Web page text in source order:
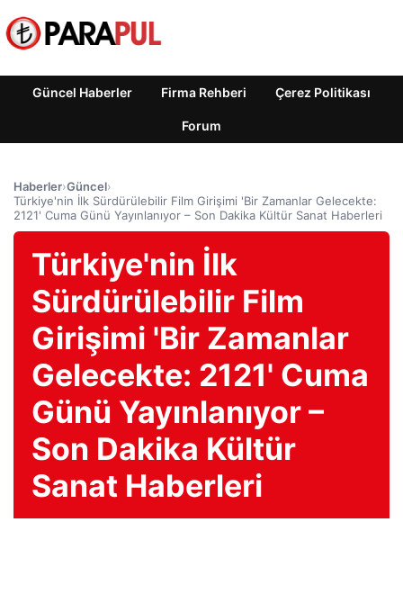
Güncel Haberler Firma Rehberi Çerez Politikası
Forum
Haberler›Güncel›
Türkiye'nin İlk Sürdürülebilir Film Girişimi 'Bir Zamanlar Gelecekte:
2121' Cuma Günü Yayınlanıyor – Son Dakika Kültür Sanat Haberleri
Türkiye'nin İlk
Sürdürülebilir Film
Girişimi 'Bir Zamanlar
Gelecekte: 2121' Cuma
Günü Yayınlanıyor –
Son Dakika Kültür
Sanat Haberleri